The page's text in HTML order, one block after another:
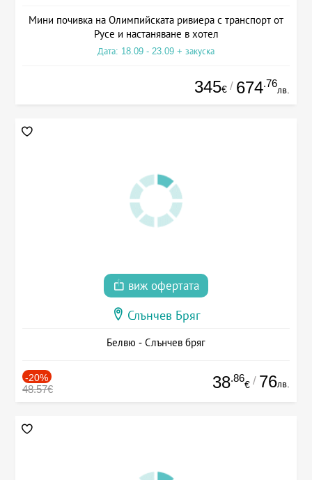
Мини почивка на Олимпийската ривиера с транспорт от
Русе и настаняване в хотел
Дата: 18.09 - 23.09 + закуска
345€ / 674.76
лв.
виж офертата
Слънчев Бряг
Белвю - Слънчев бряг
-20%
48.57€ 38.86
€ / 76лв.